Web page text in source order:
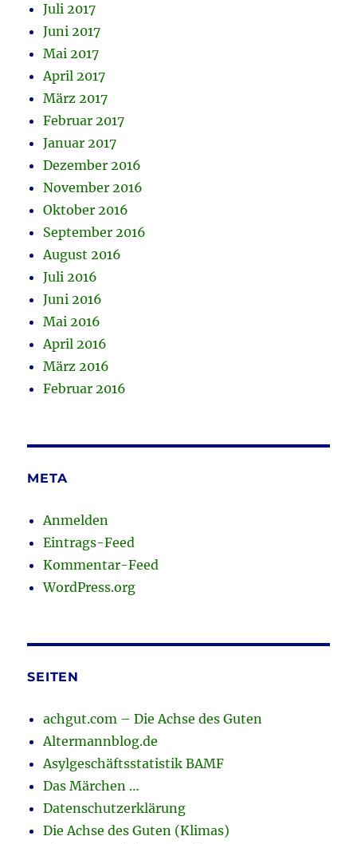
Juli 2017
Juni 2017
Mai 2017
April 2017
März 2017
Februar 2017
Januar 2017
Dezember 2016
November 2016
Oktober 2016
September 2016
August 2016
Juli 2016
Juni 2016
Mai 2016
April 2016
März 2016
Februar 2016
META
Anmelden
Eintrags-Feed
Kommentar-Feed
WordPress.org
SEITEN
achgut.com – Die Achse des Guten
Altermannblog.de
Asylgeschäftsstatistik BAMF
Das Märchen …
Datenschutzerklärung
Die Achse des Guten (Klimas)